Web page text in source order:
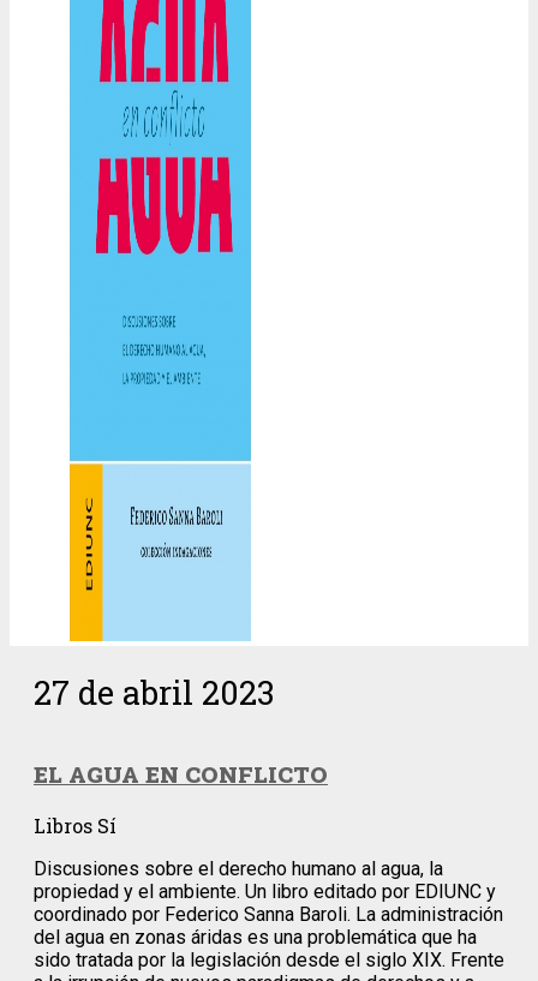
27 de abril 2023
EL AGUA EN CONFLICTO
Libros Sí
Discusiones sobre el derecho humano al agua, la
propiedad y el ambiente. Un libro editado por EDIUNC y
coordinado por Federico Sanna Baroli. La administración
del agua en zonas áridas es una problemática que ha
sido tratada por la legislación desde el siglo XIX. Frente